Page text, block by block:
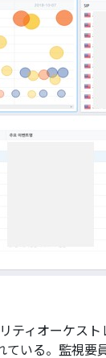
ティオーケス
いる。監視要